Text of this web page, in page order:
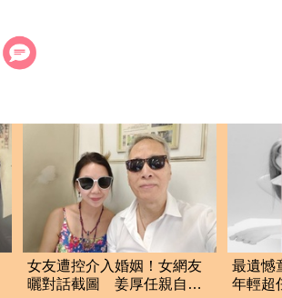
女友遭控介入婚姻！女網友
曬對話截圖 姜厚任親自回
最遺憾
年輕超